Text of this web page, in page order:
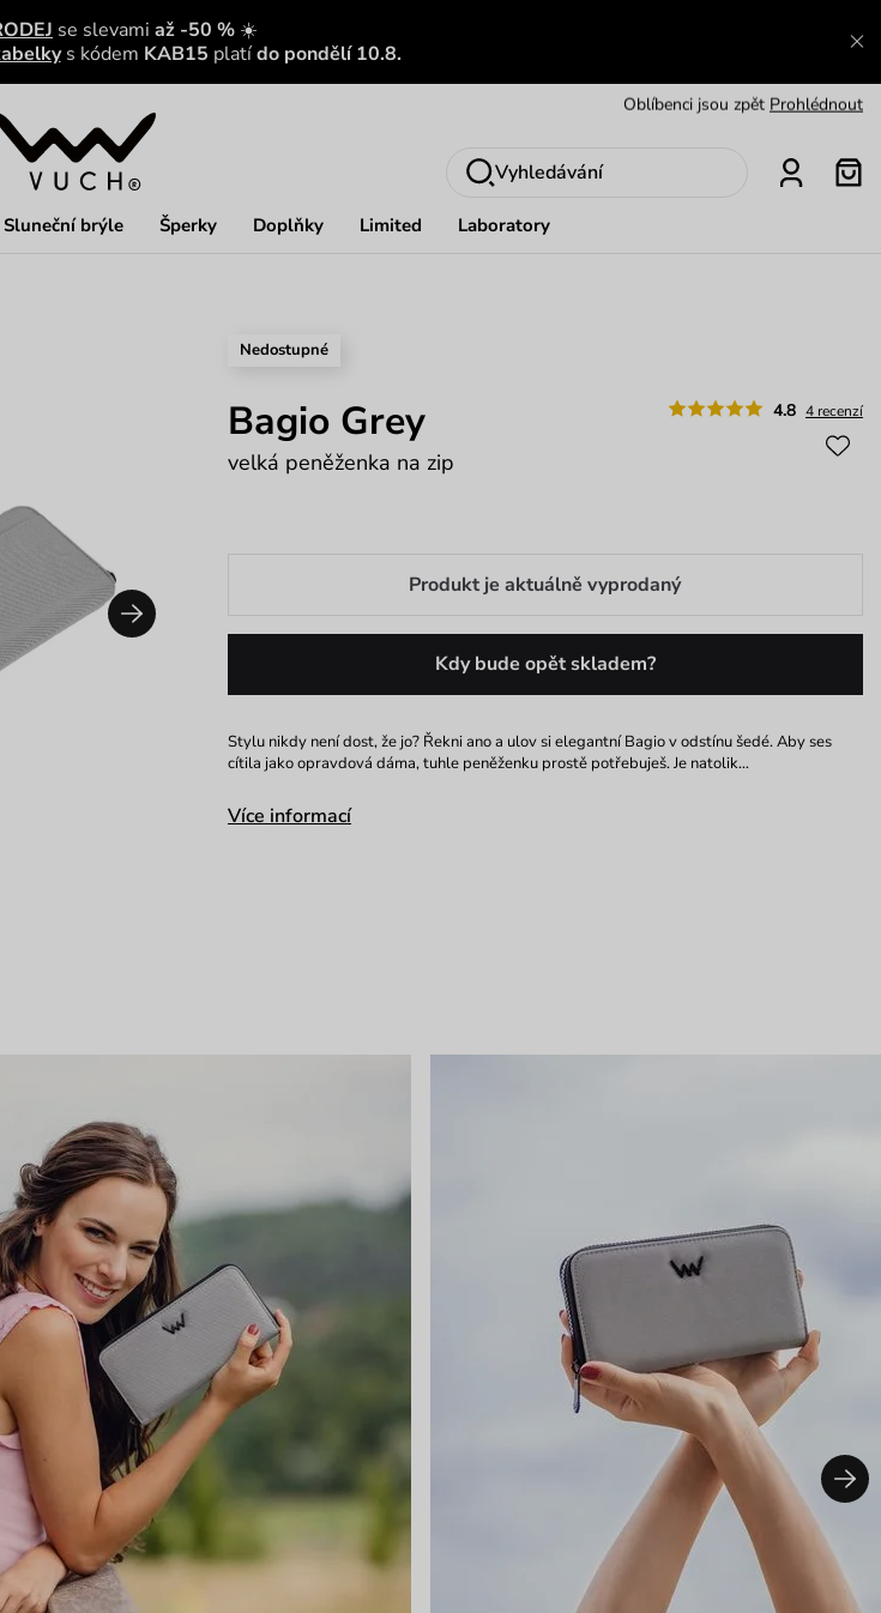
se slevami až -50 % ☀️
s kódem KAB15 platído pondělí 10.8.
Sluneční brýle Šperky Doplňky Limited Laboratory
Nech se inspirovat Ukázat
Vyhledávání
Nedostupné
4.8 4 recenzí
Bagio Grey
velká peněženka na zip
Produkt je aktuálně vyprodaný
Kdy bude opět skladem?
Stylu nikdy není dost, že jo? Řekni ano a ulov si elegantní Bagio v odstínu šedé. Aby ses
cítila jako opravdová dáma, tuhle peněženku prostě potřebuješ. Je natolik…
Více informací